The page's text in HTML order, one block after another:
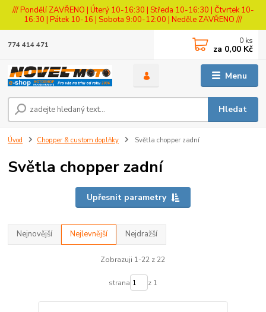
/// Pondělí ZAVŘENO | Úterý 10-16:30 | Středa 10-16:30 | Čtvrtek 10-
16:30 | Pátek 10-16 | Sobota 9:00-12:00 | Neděle ZAVŘENO ///
Menu
Hledat
774 414 471 0 ks
za 0,00 Kč
Úvod Chopper & custom doplňky Světla chopper zadní
Světla chopper zadní
Upřesnit parametry
Nejnovější Nejlevnější Nejdražší
Zobrazuji 1-22 z 22
strana z 1